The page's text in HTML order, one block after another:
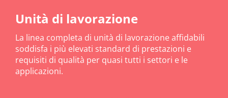
Unità di lavorazione
La linea completa di unità di lavorazione affidabili
soddisfa i più elevati standard di prestazioni e
requisiti di qualità per quasi tutti i settori e le
applicazioni.